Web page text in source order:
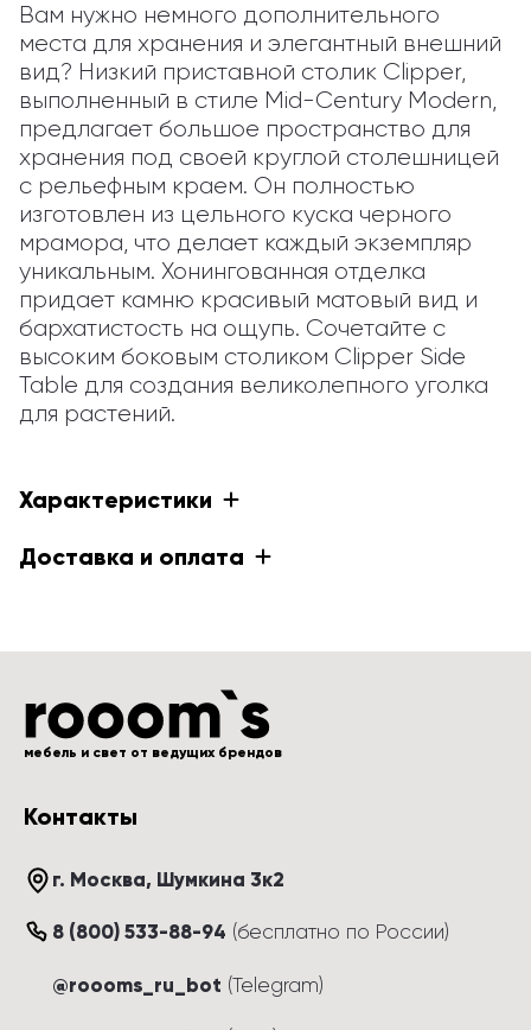
Вам нужно немного дополнительного
места для хранения и элегантный внешний
вид? Низкий приставной столик Clipper,
выполненный в стиле Mid-Century Modern,
предлагает большое пространство для
хранения под своей круглой столешницей
с рельефным краем. Он полностью
изготовлен из цельного куска черного
мрамора, что делает каждый экземпляр
уникальным. Хонингованная отделка
придает камню красивый матовый вид и
бархатистость на ощупь. Сочетайте с
высоким боковым столиком Clipper Side
Table для создания великолепного уголка
для растений.
Характеристики
Доставка и оплата
мебель и свет от ведущих брендов
Контакты
г. Москва, Шумкина 3к2
8 (800) 533-88-94 (бесплатно по России)
@roooms_ru_bot (Telegram)